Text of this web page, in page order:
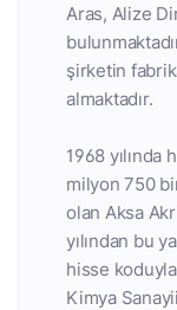
Aras, Alize
şirketin
almaktadır.
1968 yılında
milyon 750
olan Aksa
yılından bu
hisse
Kimya